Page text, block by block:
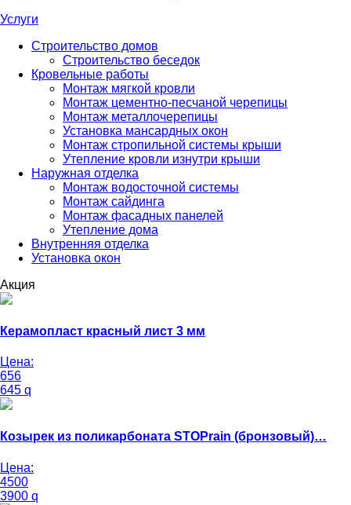
Услуги
Строительство домов
Строительство беседок
Кровельные работы
Монтаж мягкой кровли
Монтаж цементно-песчаной черепицы
Монтаж металлочерепицы
Установка мансардных окон
Монтаж стропильной системы крыши
Утепление кровли изнутри крыши
Наружная отделка
Монтаж водосточной системы
Монтаж сайдинга
Монтаж фасадных панелей
Утепление дома
Внутренняя отделка
Установка окон
Акция
Керамопласт красный лист 3 мм
Цена:
656
645 q
Козырек из поликарбоната STOPrain (бронзовый)…
Цена:
4500
3900 q